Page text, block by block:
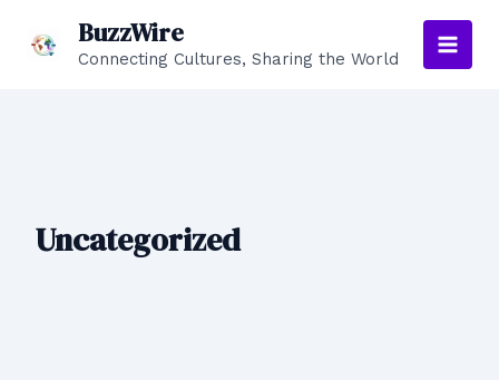
BuzzWire
Connecting Cultures, Sharing the World
Main
Uncategorized